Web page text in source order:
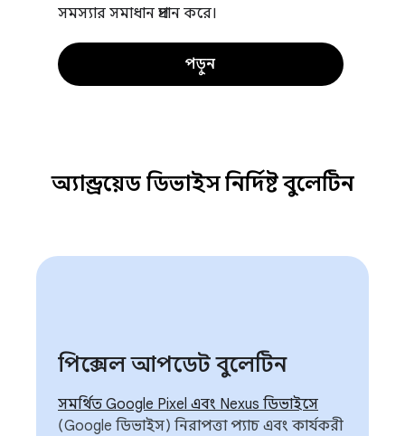
সমস্যার সমাধান প্রদান করে।
পড়ুন
অ্যান্ড্রয়েড ডিভাইস নির্দিষ্ট বুলেটিন
পিক্সেল আপডেট বুলেটিন
সমর্থিত Google Pixel এবং Nexus ডিভাইসে
(Google ডিভাইস) নিরাপত্তা প্যাচ এবং কার্যকরী